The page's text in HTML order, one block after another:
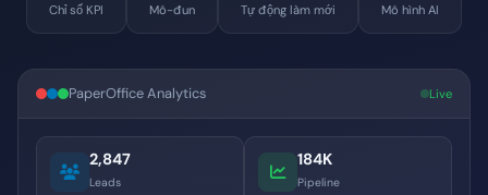
Chỉ số KPI Mô-đun Tự động làm mới Mô hình AI
PaperOffice Analytics Live
2,847
Leads
184K
Pipeline